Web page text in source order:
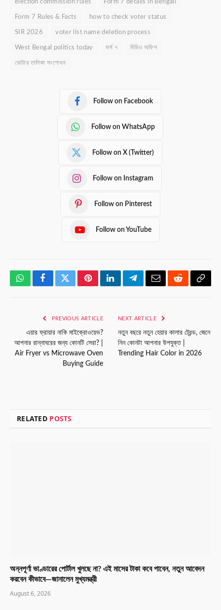
election commission rules Form 7 details in Bengali
Form 7 Rules & Facts how to check voter status
SIR 2026 voter list name deletion process
West Bengal politics today ফর্ম ৭ বিডিও অফিস
ভোটার তালিকা সংশোধন
Follow on Facebook
Follow on WhatsApp
Follow on X (Twitter)
Follow on Instagram
Follow on Pinterest
Follow on YouTube
WhatsAppFacebookTwitterPinterestLinkedInTelegramEmailRedditCopy
PREVIOUS ARTICLE
এয়ার ফ্রায়ার নাকি মাইক্রোওয়েভ?
আপনার রান্নাঘরের জন্য কোনটি সেরা? |
Air Fryer vs Microwave Oven
Buying Guide
NEXT ARTICLE
নতুন বছরে নতুন হেয়ার কালার ট্রেন্ড, জেনে
নিন কোনটা আপনার উপযুক্ত |
Trending Hair Color in 2026
RELATED POSTS
অন্নপূর্ণা ভাণ্ডারের পোর্টাল খুলছে না? এই মাসের টাকা কবে পাবেন, নতুন আবেদন
করবেন কীভাবে—জানালেন মুখ্যমন্ত্রী
August 6, 2026